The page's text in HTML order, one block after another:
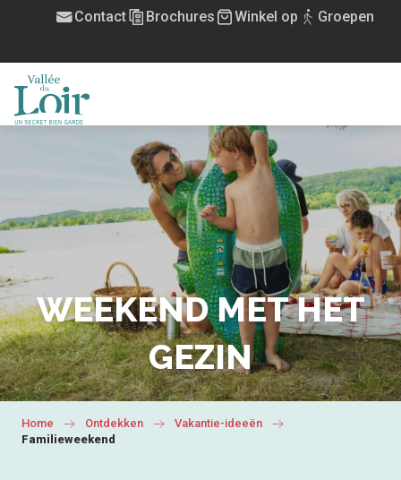
principal
Contact Brochures Winkel op Groepen
WEEKEND MET HET
GEZIN
Home Ontdekken
Vakantie-ideeën
Familieweekend